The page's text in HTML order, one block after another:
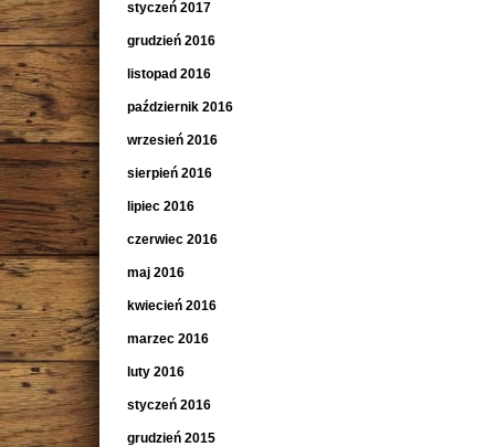
styczeń 2017
grudzień 2016
listopad 2016
październik 2016
wrzesień 2016
sierpień 2016
lipiec 2016
czerwiec 2016
maj 2016
kwiecień 2016
marzec 2016
luty 2016
styczeń 2016
grudzień 2015